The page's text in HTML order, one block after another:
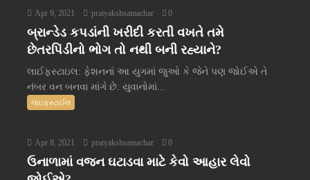
Apr 9, 2021 pratyakshsamachar 0
બ્રાન્ડેડ કપડાંની ખરીદી કરતી વખતે તમે
છેતરપિંડીનો ભોગ તો નથી બની રહ્યાને?
લાઈફસ્ટાઇલ: ફેશનનાં આ યુગમાં જુઓ કે જેને પણ જોઈએ તે
નંબર વન બનવા માંગે છે. યુવાનોમાં...
લાઇફસ્ટાઈલ
Apr 8, 2021 pratyakshsamachar 0
ઉનાળામાં વજન ઘટાડવા માટે કેવો આહાર લેવો